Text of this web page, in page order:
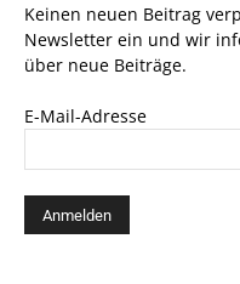
Keinen neuen Beitrag
Newsletter ein und wir
über neue Beiträge.
E-Mail-Adresse